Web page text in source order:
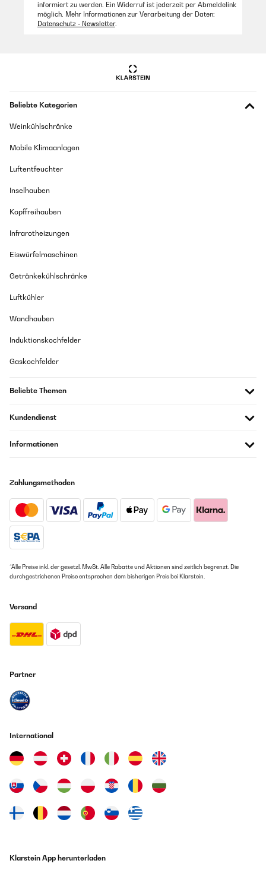
informiert zu werden. Ein Widerruf ist jederzeit per Abmeldelink
möglich. Mehr Informationen zur Verarbeitung der Daten:
Datenschutz - Newsletter.
Beliebte Kategorien
Weinkühlschränke
Mobile Klimaanlagen
Luftentfeuchter
Inselhauben
Kopffreihauben
Infrarotheizungen
Eiswürfelmaschinen
Getränkekühlschränke
Luftkühler
Wandhauben
Induktionskochfelder
Gaskochfelder
Beliebte Themen
Kundendienst
Informationen
Zahlungsmethoden
*Alle Preise inkl. der gesetzl. MwSt. Alle Rabatte und Aktionen sind zeitlich begrenzt. Die
durchgestrichenen Preise entsprechen dem bisherigen Preis bei Klarstein.
Versand
Partner
International
Klarstein App herunterladen